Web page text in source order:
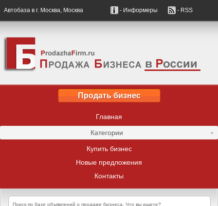
Автобаза в г. Москва, Москва - Информеры - RSS
Продать бизнес
Главная
Категории
Купить бизнес
Новые предложения
Контакты